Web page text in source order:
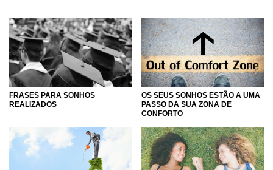
FRASES PARA SONHOS
REALIZADOS
OS SEUS SONHOS ESTÃO A UMA
PASSO DA SUA ZONA DE
CONFORTO